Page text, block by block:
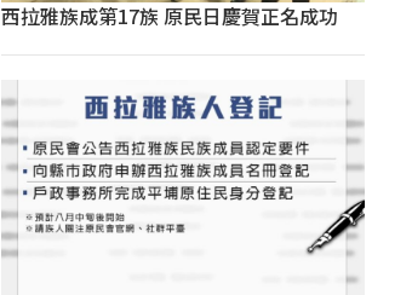
西拉雅族成第17族 原民日慶賀正名成功